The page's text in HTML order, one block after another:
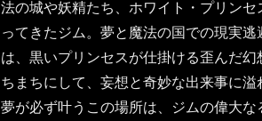
法の城や妖精たち、ホワイト・プリン
ってきたジム。夢と魔法の国での現実
は、黒いプリンセスが仕掛ける歪んだ
ちまちにして、妄想と奇妙な出来事に
夢が必ず叶うこの場所は、ジムの偉大